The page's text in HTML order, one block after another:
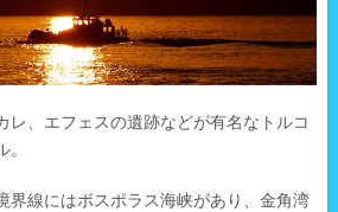
レ、エフェスの遺跡などが有名なトルコ
界線にはボスポラス海峡があり、金角湾